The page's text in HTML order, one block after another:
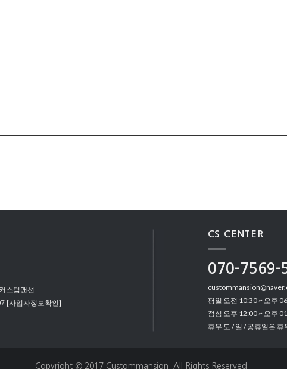
스텀맨션
[사업자정보확인]
CS CENTER
070-7569-
평일 오전 10:30 ~ 오후
점심 오후 12:00 ~ 오후
휴무 토 / 일 / 공휴일은 휴
Copyright © 2017 Custommansion. All Rights Reserved